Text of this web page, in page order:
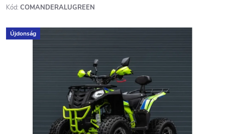
Kód: COMANDERALUGREEN
Újdonság